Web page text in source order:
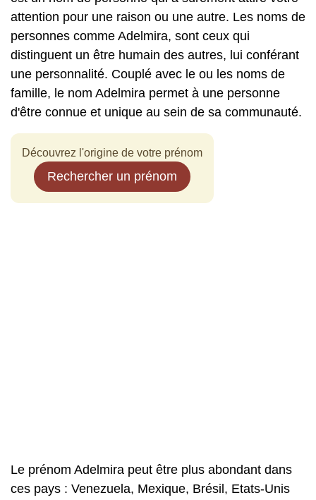
attention pour une raison ou une autre. Les noms de
personnes comme Adelmira, sont ceux qui
distinguent un être humain des autres, lui conférant
une personnalité. Couplé avec le ou les noms de
famille, le nom Adelmira permet à une personne
d'être connue et unique au sein de sa communauté.
Découvrez l'origine de votre prénom
Rechercher un prénom
Le prénom Adelmira peut être plus abondant dans
ces pays : Venezuela, Mexique, Brésil, Etats-Unis